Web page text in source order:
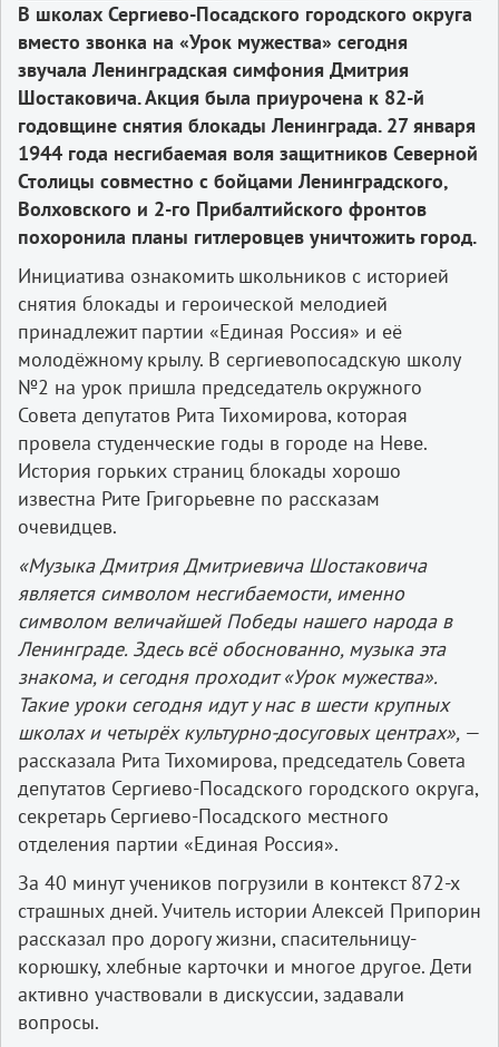
В школах Сергиево-Посадского городского округа
вместо звонка на «Урок мужества» сегодня
звучала Ленинградская симфония Дмитрия
Шостаковича. Акция была приурочена к 82-й
годовщине снятия блокады Ленинграда. 27 января
1944 года несгибаемая воля защитников Северной
Столицы совместно с бойцами Ленинградского,
Волховского и 2-го Прибалтийского фронтов
похоронила планы гитлеровцев уничтожить город.
Инициатива ознакомить школьников с историей
снятия блокады и героической мелодией
принадлежит партии «Единая Россия» и её
молодёжному крылу. В сергиевопосадскую школу
№2 на урок пришла председатель окружного
Совета депутатов Рита Тихомирова, которая
провела студенческие годы в городе на Неве.
История горьких страниц блокады хорошо
известна Рите Григорьевне по рассказам
очевидцев.
«Музыка Дмитрия Дмитриевича Шостаковича
является символом несгибаемости, именно
символом величайшей Победы нашего народа в
Ленинграде. Здесь всё обоснованно, музыка эта
знакома, и сегодня проходит «Урок мужества».
Такие уроки сегодня идут у нас в шести крупных
школах и четырёх культурно-досуговых центрах», —
рассказала Рита Тихомирова, председатель Совета
депутатов Сергиево-Посадского городского округа,
секретарь Сергиево-Посадского местного
отделения партии «Единая Россия».
За 40 минут учеников погрузили в контекст 872-х
страшных дней. Учитель истории Алексей Припорин
рассказал про дорогу жизни, спасительницу-
корюшку, хлебные карточки и многое другое. Дети
активно участвовали в дискуссии, задавали
вопросы.